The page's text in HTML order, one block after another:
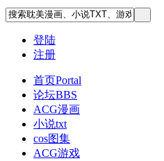
登陆
注册
首页Portal
论坛BBS
ACG漫画
小说txt
cos图集
ACG游戏